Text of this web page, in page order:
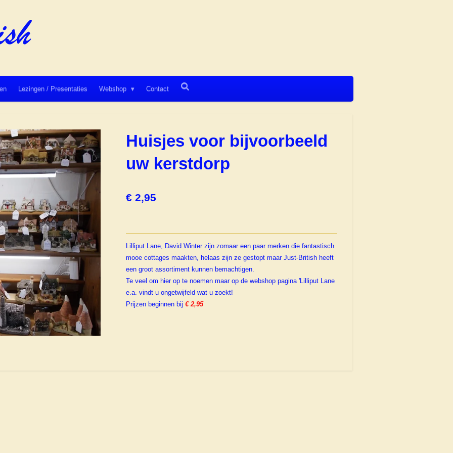
Lezingen / Presentaties Webshop Contact
Huisjes voor bijvoorbeeld
uw kerstdorp
€ 2,95
Lilliput Lane, David Winter zijn zomaar een paar merken die fantastisch
mooe cottages maakten, helaas zijn ze gestopt maar Just-British heeft
een groot assortiment kunnen bemachtigen.
Te veel om hier op te noemen maar op de webshop pagina 'Lilliput Lane
e.a. vindt u ongetwijfeld wat u zoekt!
Prijzen beginnen bij € 2,95